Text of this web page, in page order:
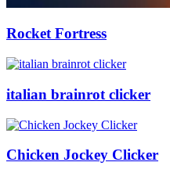
Rocket Fortress
italian brainrot clicker
Chicken Jockey Clicker